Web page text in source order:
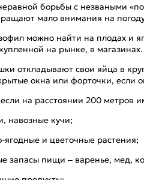
борьбы с незваными
мало внимания на
можно найти на плодах и
на рынке, в магазинах.
откладывают свои яйца в
окна или форточки, если
на расстоянии 200 метров
навозные кучи;
ягодные и цветочные растения;
запасы пищи – варенье, мед,